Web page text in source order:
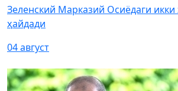
Зеленский Марказий Осиёдаги
ҳайдади
04 август